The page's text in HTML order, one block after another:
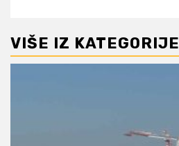
VIŠE IZ KATEGORIJE